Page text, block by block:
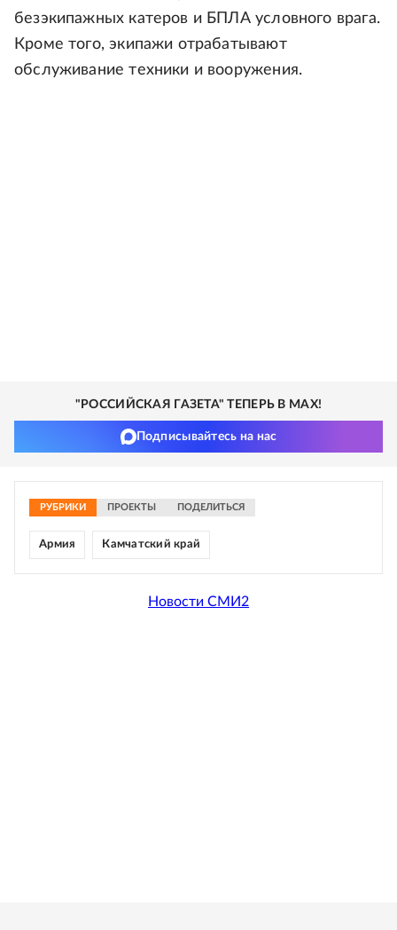
безэкипажных катеров и БПЛА условного врага.
Кроме того, экипажи отрабатывают
обслуживание техники и вооружения.
"РОССИЙСКАЯ ГАЗЕТА" ТЕПЕРЬ В MAX!
Подписывайтесь на нас
РУБРИКИ ПРОЕКТЫ ПОДЕЛИТЬСЯ
Армия Камчатский край
Новости СМИ2